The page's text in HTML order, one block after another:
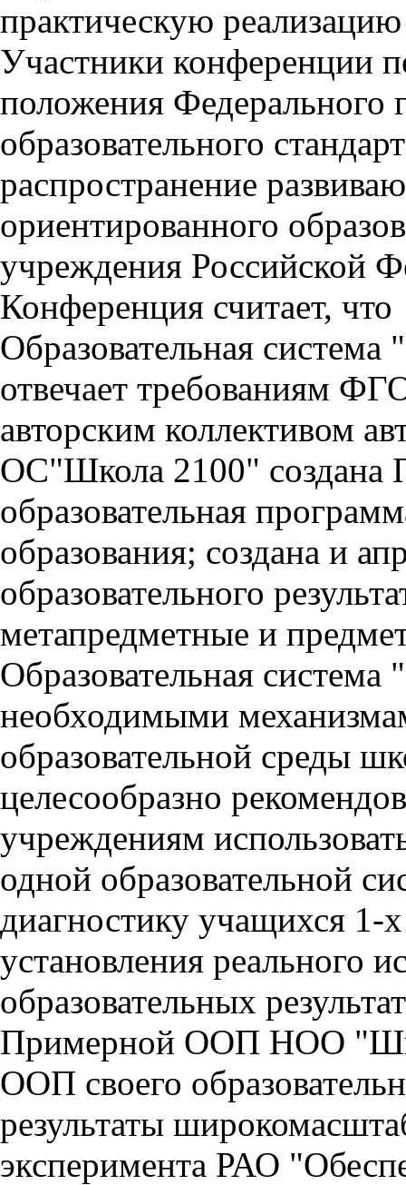
практическую
Участники конференции
положения Федерального
образовательного
распространение
ориентированного
учреждения Российской
Конференция считает, что
Образовательная
отвечает требованиям
авторским коллективом
ОС"Школа 2100" создана
образовательная
образования; создана и
образовательного
метапредметные и
Образовательная
необходимыми
образовательной среды
целесообразно
учреждениям
одной образовательной
диагностику учащихся 1-
установления реального
образовательных
Примерной ООП НОО
ООП своего
результаты
эксперимента РАО